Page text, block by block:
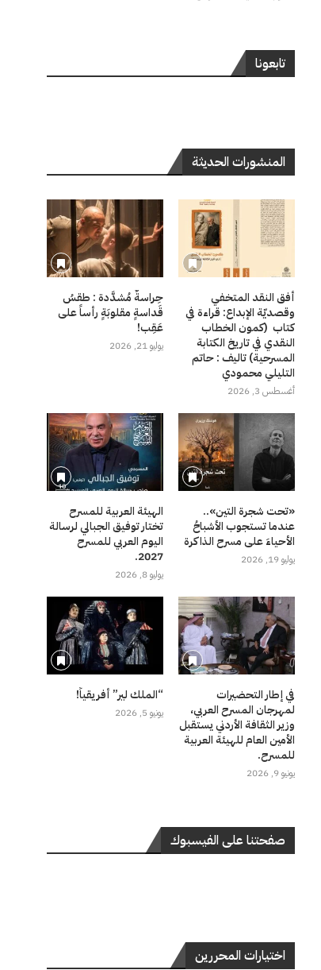
تابعونا
المنشورات الحديثة
أفق النقد المتخفي
وقصديّة الإبداع: قراءة في
كتاب (كمون الخطاب
النقدي في تاريخ الكتابة
المسرحية) تاليف : حاتم
التليلي محمودي
أغسطس 3, 2026
حِراسةٌ مُشدَّدة : طقسُ
قَداسةٍ مقلوبَةٍ رأساً على
عَقِب!
يوليو 21, 2026
«تحت شجرة التين»..
عندما تستجوب الأشباحُ
الأحياءَ على مسرح الذاكرة
يوليو 19, 2026
الهيئة العربية للمسرح
تختار توفيق الجبالي لرسالة
اليوم العربي للمسرح
2027.
يوليو 8, 2026
في إطار التحضيرات
لمهرجان المسرح العربي،
وزير الثقافة الأردني يستقبل
الأمين العام للهيئة العربية
للمسرح.
يونيو 9, 2026
“الملك لير” أفريقياً!
يونيو 5, 2026
صفحتنا على الفيسبوك
اختيارات المحررين